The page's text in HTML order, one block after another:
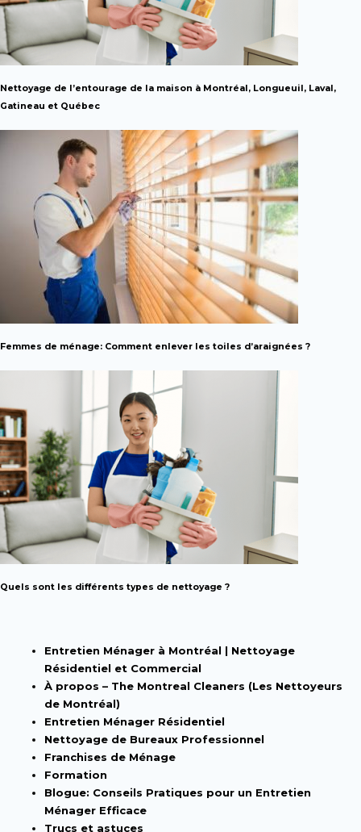
Nettoyage de l’entourage de la maison à Montréal, Longueuil, Laval,
Gatineau et Québec
Femmes de ménage: Comment enlever les toiles d’araignées ?
Quels sont les différents types de nettoyage ?
Entretien Ménager à Montréal | Nettoyage
Résidentiel et Commercial
À propos – The Montreal Cleaners (Les Nettoyeurs
de Montréal)
Entretien Ménager Résidentiel
Nettoyage de Bureaux Professionnel
Franchises de Ménage
Formation
Blogue: Conseils Pratiques pour un Entretien
Ménager Efficace
Trucs et astuces